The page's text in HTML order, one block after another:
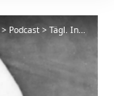
> Podcast > Tägl. Inspiration